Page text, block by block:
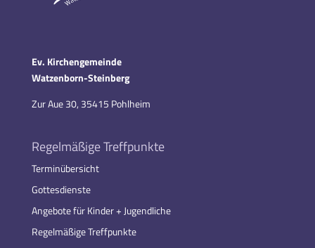
Ev. Kirchengemeinde
Watzenborn-Steinberg
Zur Aue 30, 35415 Pohlheim
Regelmäßige Treffpunkte
Terminübersicht
Gottesdienste
Angebote für Kinder + Jugendliche
Regelmäßige Treffpunkte